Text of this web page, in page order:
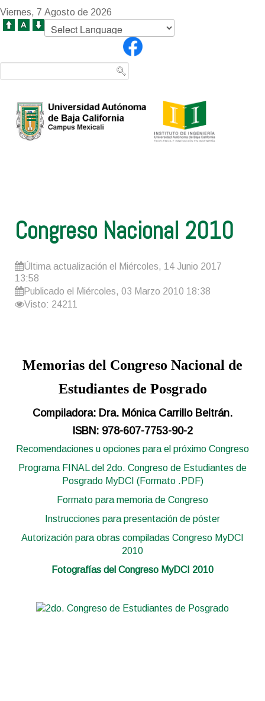
Viernes, 7 Agosto de 2026
Congreso Nacional 2010
Última actualización el Miércoles, 14 Junio 2017
13:58
Publicado el Miércoles, 03 Marzo 2010 18:38
Visto: 24211
Memorias del Congreso Nacional de
Estudiantes de Posgrado
Compiladora: Dra. Mónica Carrillo Beltrán.
ISBN: 978-607-7753-90-2
Recomendaciones u opciones para el próximo Congreso
Programa FINAL del 2do. Congreso de Estudiantes de
Posgrado MyDCI (Formato .PDF)
Formato para memoria de Congreso
Instrucciones para presentación de póster
Autorización para obras compiladas Congreso MyDCI
2010
Fotografías del Congreso MyDCI 2010